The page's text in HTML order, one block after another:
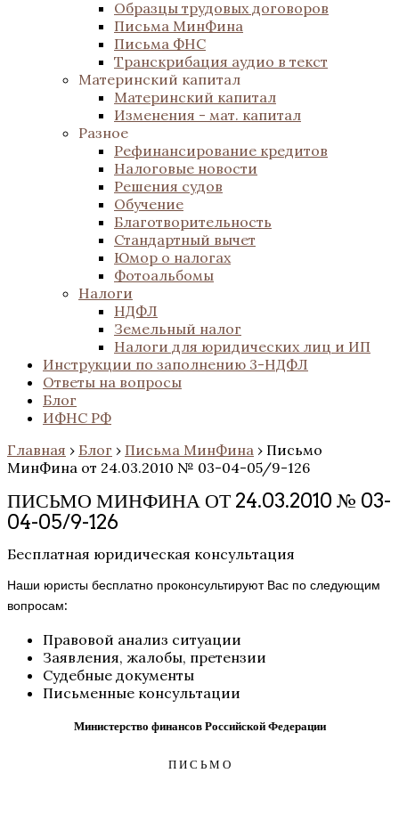
Образцы трудовых договоров
Письма МинФина
Письма ФНС
Транскрибация аудио в текст
Материнский капитал
Материнский капитал
Изменения - мат. капитал
Разное
Рефинансирование кредитов
Налоговые новости
Решения судов
Обучение
Благотворительность
Стандартный вычет
Юмор о налогах
Фотоальбомы
Налоги
НДФЛ
Земельный налог
Налоги для юридических лиц и ИП
Инструкции по заполнению 3-НДФЛ
Ответы на вопросы
Блог
ИФНС РФ
Главная › Блог › Письма МинФина › Письмо
МинФина от 24.03.2010 № 03-04-05/9-126
ПИСЬМО МИНФИНА ОТ 24.03.2010 № 03-
04-05/9-126
Бесплатная юридическая консультация
Наши юристы бесплатно проконсультируют Вас по следующим
вопросам:
Правовой анализ ситуации
Заявления, жалобы, претензии
Судебные документы
Письменные консультации
Министерство финансов Российской Федерации
П И С Ь М О